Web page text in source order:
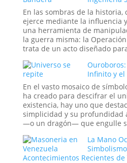
BíblicoSin
Resolver
de
la
Antigua
Ruta
de
la
Seda
En las sombras de la historia,
ejerce mediante la influencia
una herramienta de
la guerra misma: la
trata de un acto diseñado
Infinito y el
En el vasto mosaico de
ha creado para descifrar el
existencia, hay uno que
simplicidad y su profundidad
—o un dragón— que engulle
La Mano
Acontecimientos Recientes de